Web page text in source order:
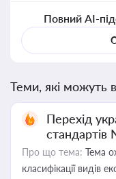
Повний AI-
Теми, які можуть
Перехід
стандартів
Про що тема: Тема
класифікації видів